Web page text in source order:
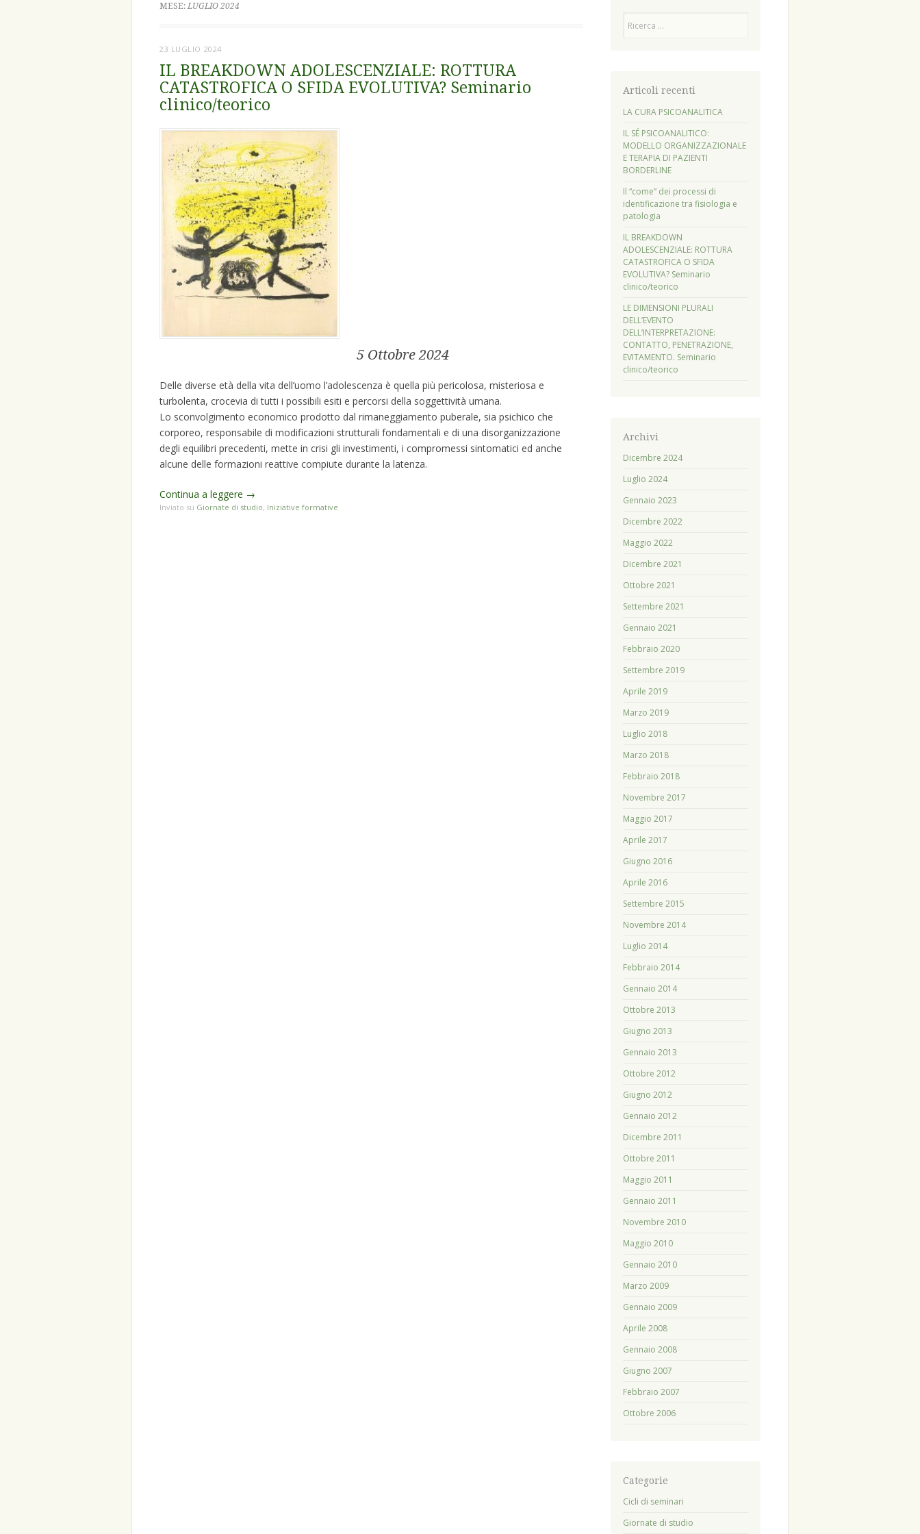
MESE: LUGLIO 2024
23 LUGLIO 2024
IL BREAKDOWN ADOLESCENZIALE: ROTTURA
CATASTROFICA O SFIDA EVOLUTIVA? Seminario
clinico/teorico
5 Ottobre 2024
Delle diverse età della vita dell’uomo l’adolescenza è quella più pericolosa, misteriosa e
turbolenta, crocevia di tutti i possibili esiti e percorsi della soggettività umana.
Lo sconvolgimento economico prodotto dal rimaneggiamento puberale, sia psichico che
corporeo, responsabile di modificazioni strutturali fondamentali e di una disorganizzazione
degli equilibri precedenti, mette in crisi gli investimenti, i compromessi sintomatici ed anche
alcune delle formazioni reattive compiute durante la latenza.
Continua a leggere →
Inviato su Giornate di studio, Iniziative formative
Articoli recenti
LA CURA PSICOANALITICA
IL SÉ PSICOANALITICO:
MODELLO ORGANIZZAZIONALE
E TERAPIA DI PAZIENTI
BORDERLINE
Il “come” dei processi di
identificazione tra fisiologia e
patologia
IL BREAKDOWN
ADOLESCENZIALE: ROTTURA
CATASTROFICA O SFIDA
EVOLUTIVA? Seminario
clinico/teorico
LE DIMENSIONI PLURALI
DELL’EVENTO
DELL’INTERPRETAZIONE:
CONTATTO, PENETRAZIONE,
EVITAMENTO. Seminario
clinico/teorico
Archivi
Dicembre 2024
Luglio 2024
Gennaio 2023
Dicembre 2022
Maggio 2022
Dicembre 2021
Ottobre 2021
Settembre 2021
Gennaio 2021
Febbraio 2020
Settembre 2019
Aprile 2019
Marzo 2019
Luglio 2018
Marzo 2018
Febbraio 2018
Novembre 2017
Maggio 2017
Aprile 2017
Giugno 2016
Aprile 2016
Settembre 2015
Novembre 2014
Luglio 2014
Febbraio 2014
Gennaio 2014
Ottobre 2013
Giugno 2013
Gennaio 2013
Ottobre 2012
Giugno 2012
Gennaio 2012
Dicembre 2011
Ottobre 2011
Maggio 2011
Gennaio 2011
Novembre 2010
Maggio 2010
Gennaio 2010
Marzo 2009
Gennaio 2009
Aprile 2008
Gennaio 2008
Giugno 2007
Febbraio 2007
Ottobre 2006
Categorie
Cicli di seminari
Giornate di studio